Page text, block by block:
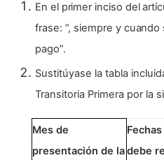
En el primer inciso del
frase: “, siempre y
pago”.
Sustitúyase la tabla
Transitoria Primera por la
Mes de
presentación de ladebe